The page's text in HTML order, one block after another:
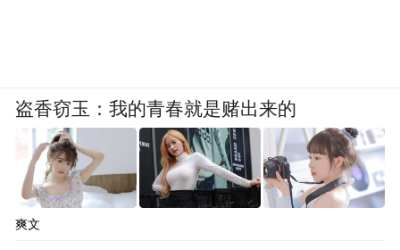
盗香窃玉：我的青春就是赌出来的
爽文